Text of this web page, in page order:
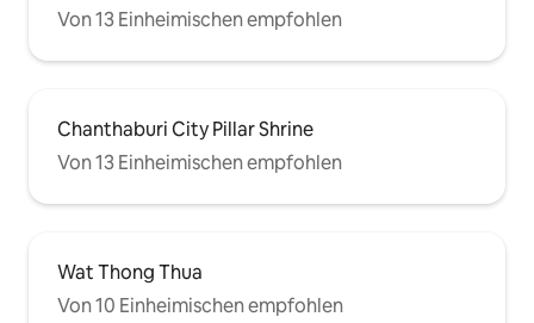
Von 13 Einheimischen empfohlen
Chanthaburi City Pillar Shrine
Von 13 Einheimischen empfohlen
Wat Thong Thua
Von 10 Einheimischen empfohlen